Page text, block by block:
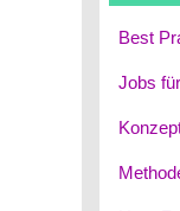
Best
Jobs